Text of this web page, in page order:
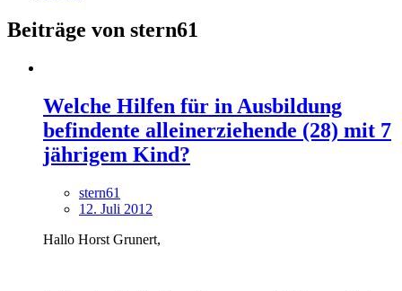
Beiträge von stern61
Welche Hilfen für in Ausbildung
befindente alleinerziehende (28) mit 7
jährigem Kind?
stern61
12. Juli 2012
Hallo Horst Grunert,